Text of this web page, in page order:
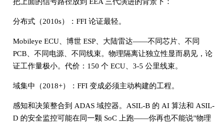
把上面的信号路径放到 EEA 三代演进的背景下：
分布式（2010s）：FFI 论证最轻。
Mobileye ECU、博世 ESP、大陆雷达——不同芯片、不同
PCB、不同电源、不同线束。物理隔离让独立性显而易见，论
证工作量极小。代价：150 个 ECU、3-5 公里线束。
域集中（2018+）：FFI 变成必须主动构建的工程。
感知和决策整合到 ADAS 域控器。ASIL-B 的 AI 算法和 ASIL-
D 的安全监控可能在同一颗 SoC 上跑——你再也不能说"物理